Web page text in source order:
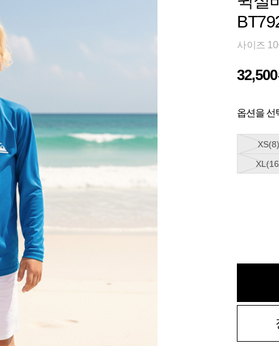
사이즈
32,500
옵션을 선
XS(8)